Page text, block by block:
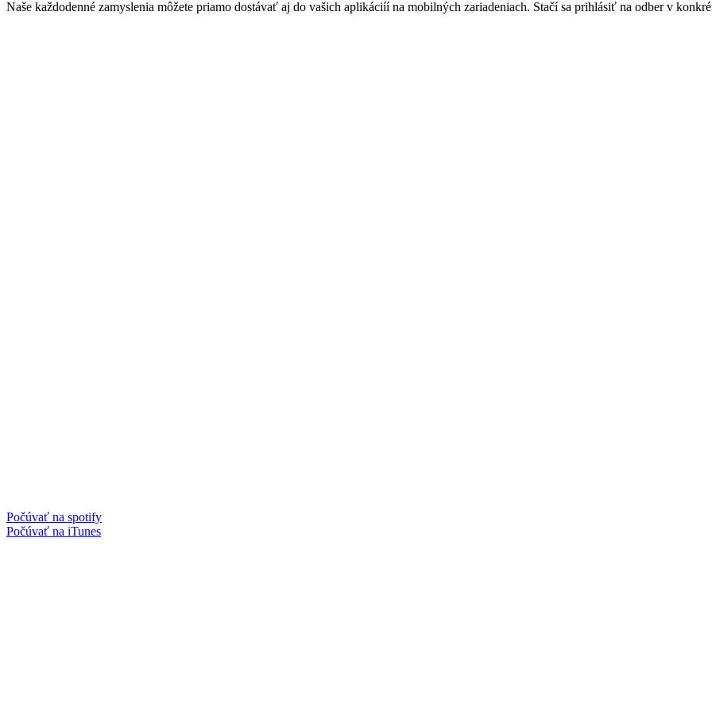
Naše každodenné zamyslenia môžete priamo dostávať aj do vašich aplikáciíí na mobilných zariadeniach. Stačí sa prihlásiť na odber v
Počúvať na spotify
Počúvať na iTunes